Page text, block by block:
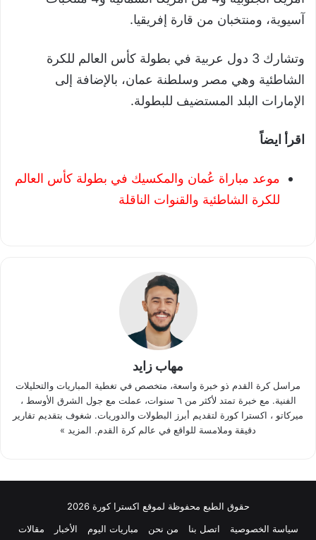
آسيوية، ومنتخبان من قارة إفريقيا.
وتشارك 3 دول عربية في بطولة كأس العالم للكرة
الشاطئية وهي مصر وسلطنة عمان، بالإضافة إلى
الإمارات البلد المستضيف للبطولة.
اقرأ ايضاً
موعد مباراة عُمان والمكسيك في بطولة كأس العالم
للكرة الشاطئية والقنوات الناقلة
مهاب زايد
مراسل كرة القدم ذو خبرة واسعة، متخصص في تغطية المباريات والتحليلات
الفنية. مع خبرة تمتد لأكثر من ٦ سنوات، عملت مع جول الشرق الأوسط ،
ميركاتو ، اكسترا كورة لتقديم أبرز البطولات والدوريات. شغوف بتقديم تقارير
دقيقة وملامسة للواقع في عالم كرة القدم. المزيد »
حقوق الطبع محفوظة لموقع اكسترا كورة 2026
سياسة الخصوصية
اتصل بنا من نحن مباريات اليوم الأخبار مقالات